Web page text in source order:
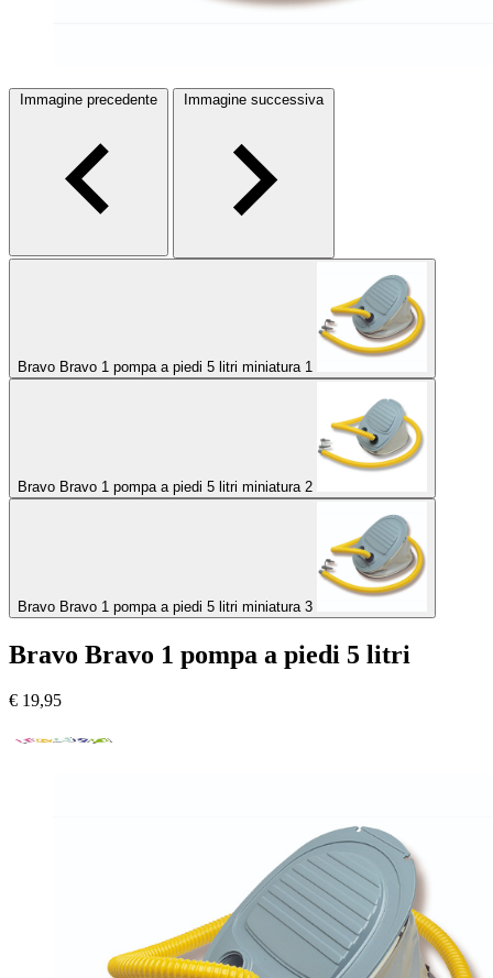
Immagine precedente Immagine successiva
Bravo Bravo 1 pompa a piedi 5 litri miniatura 1
Bravo Bravo 1 pompa a piedi 5 litri miniatura 2
Bravo Bravo 1 pompa a piedi 5 litri miniatura 3
Bravo Bravo 1 pompa a piedi 5 litri
€ 19,95